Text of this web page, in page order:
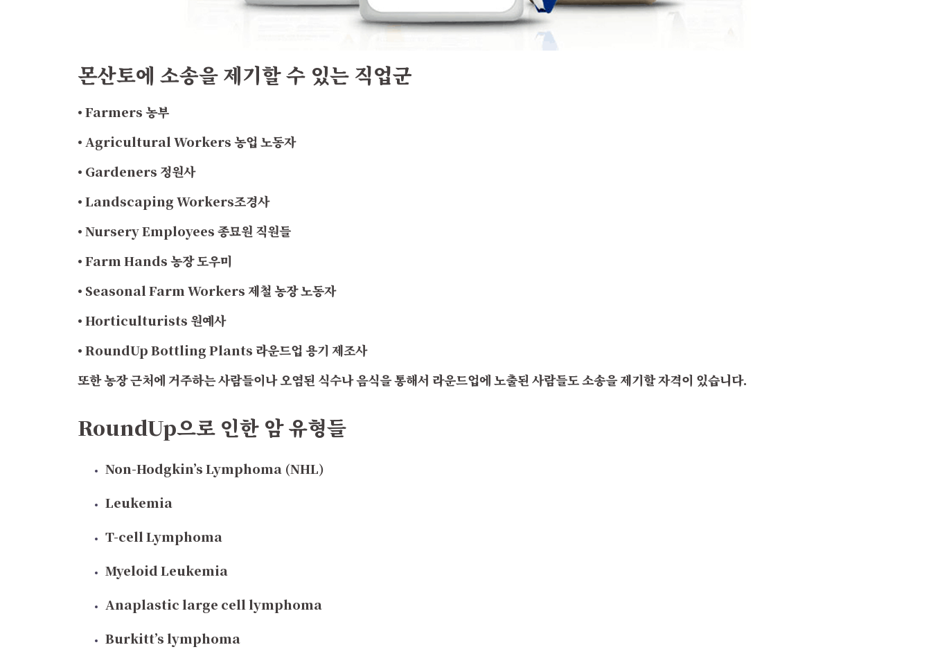
몬산토에 소송을 제기할 수 있는 직업군
• Farmers 농부
• Agricultural Workers 농업 노동자
• Gardeners 정원사
• Landscaping Workers조경사
• Nursery Employees 종묘원 직원들
• Farm Hands 농장 도우미
• Seasonal Farm Workers 제철 농장 노동자
• Horticulturists 원예사
• RoundUp Bottling Plants 라운드업 용기 제조사
또한 농장 근처에 거주하는 사람들이나 오염된 식수나 음식을 통해서 라운드업에 노출된 사람들도 소송을 제기할 자격이 있습니다.
RoundUp으로 인한 암 유형들
Non-Hodgkin’s Lymphoma (NHL)
Leukemia
T-cell Lymphoma
Myeloid Leukemia
Anaplastic large cell lymphoma
Burkitt’s lymphoma